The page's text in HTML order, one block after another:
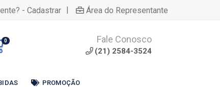
- Cadastrar | Área do Representante
0 Fale Conosco
(21) 2584-3524
PROMOÇÃO